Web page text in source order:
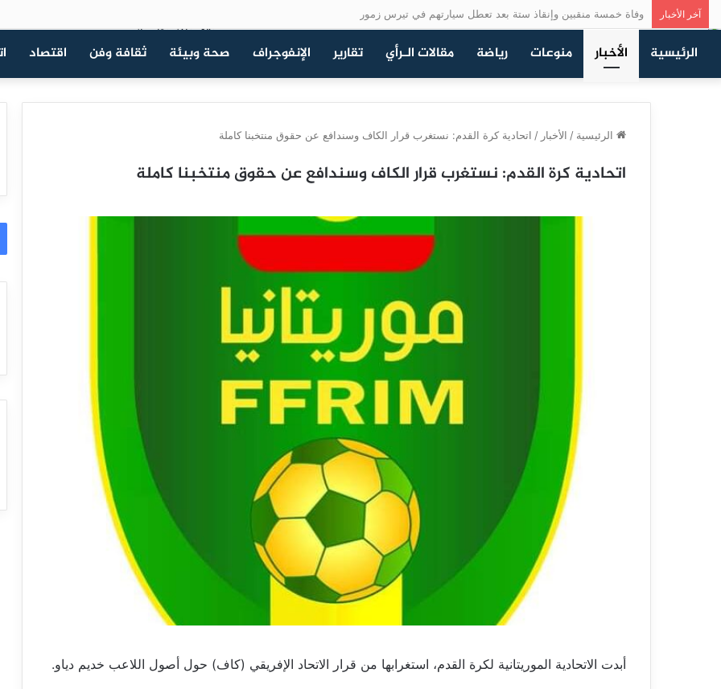
آخر الأخبار وفاة خمسة منقبين وإنقاذ ستة بعد تعطل سيارتهم في تيرس زمور
الرئيسية الأخبار منوعات رياضة مقالات الـرأي تقارير الإنفوجراف صحة وبيئة ثقافة وفن اقتصاد
الرئيسية / الأخبار / اتحادية كرة القدم: نستغرب قرار الكاف وسندافع عن حقوق منتخبنا كاملة
اتحادية كرة القدم: نستغرب قرار الكاف وسندافع عن حقوق منتخبنا كاملة
أبدت الاتحادية الموريتانية لكرة القدم، استغرابها من قرار الاتحاد الإفريقي (كاف) حول أصول اللاعب خديم دياو.